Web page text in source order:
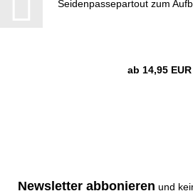
Seidenpassepartout zum
ab 14,95 EUR
Newsletter abbonieren und